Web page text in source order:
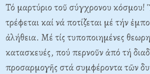
Τό μαρτύριο τοῦ σύγχρονου κόσμου!
τρέφεται καί νά ποτίζεται μέ τήν
ἀλήθεια. Mέ τίς τυποποιημένες
κατασκευές, πού περνοῦν ἀπό τή
προσαρμογῆς στά συμφέροντα τῶν